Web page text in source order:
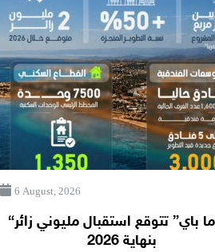
6 August, 2026
“سوما باي” تتوقع استقبال مليوني زائر
بنهاية 2026